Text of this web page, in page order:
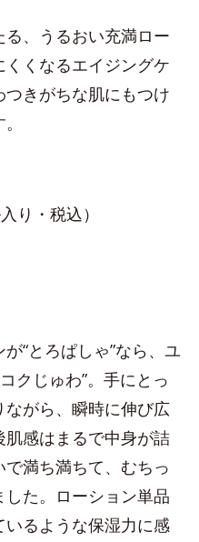
る、うるおい充満ロー
くなるエイジングケ
きがちな肌にもつけ
り・税込）
“とろぱしゃ”なら、ユ
クじゅわ”。手にとっ
がら、瞬時に伸び広
感はまるで中身が詰
満ち満ちて、むちっ
た。ローション単品
るような保湿力に感